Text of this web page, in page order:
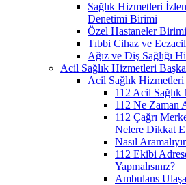
Sağlık Hizmetleri
Denetimi Birimi
Özel Hastaneler Birimi
Tıbbi Cihaz ve
Ağız ve Diş Sağlığı
Acil Sağlık Hizmetleri
Acil Sağlık Hizmetleri
112 Acil Sağlık
112 Ne Zaman
112 Çağrı
Nelere Dikkat
Nasıl
112 Ekibi
Yapmalısınız?
Ambulans